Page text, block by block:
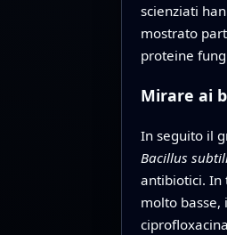
scienziati
mostrato
proteine
Mirare ai
In seguito il
Bacillus
antibiotici. In
molto